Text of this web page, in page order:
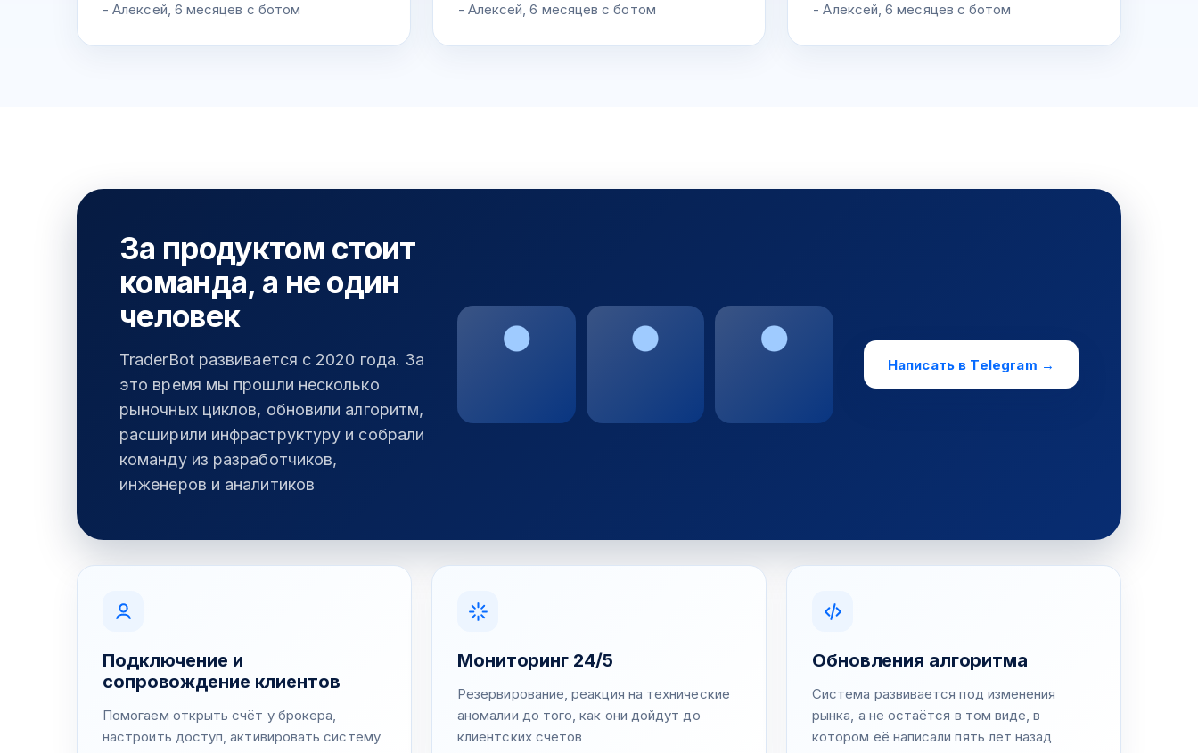
- Алексей, 6 месяцев с ботом
- Алексей, 6 месяцев с ботом
- Алексей, 6 месяцев с ботом
За продуктом стоит
команда, а не один
человек
TraderBot развивается с 2020 года. За
это время мы прошли несколько
рыночных циклов, обновили алгоритм,
расширили инфраструктуру и собрали
команду из разработчиков,
инженеров и аналитиков
Написать в Telegram →
Подключение и
сопровождение клиентов
Помогаем открыть счёт у брокера,
настроить доступ, активировать систему
Мониторинг 24/5
Резервирование, реакция на технические
аномалии до того, как они дойдут до
клиентских счетов
Обновления алгоритма
Система развивается под изменения
рынка, а не остаётся в том виде, в
котором её написали пять лет назад